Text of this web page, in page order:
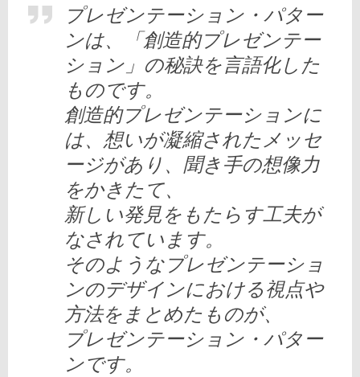
プレゼンテーション・パター
ンは、「創造的プレゼンテー
ション」の秘訣を言語化した
ものです。
創造的プレゼンテーションに
は、想いが凝縮されたメッセ
ージがあり、聞き手の想像力
をかきたて、
新しい発見をもたらす工夫が
なされています。
そのようなプレゼンテーショ
ンのデザインにおける視点や
方法をまとめたものが、
プレゼンテーション・パター
ンです。